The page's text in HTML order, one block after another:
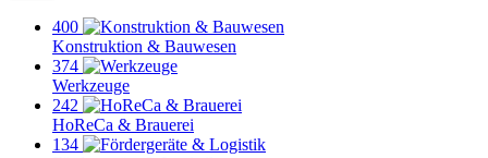
400
Konstruktion & Bauwesen
374
Werkzeuge
242
HoReCa & Brauerei
134